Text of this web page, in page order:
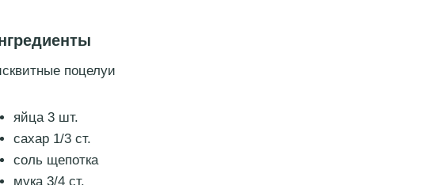
поцелуи
яйца 3 шт.
сахар 1/3 ст.
соль щепотка
мука 3/4 ст.